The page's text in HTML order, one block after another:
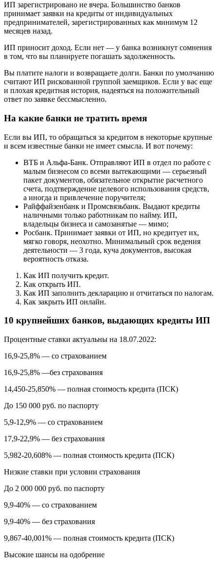
ИП зарегистрировано не вчера. Большинство банков
принимает заявки на кредиты от индивидуальных
предпринимателей, зарегистрированных как минимум 12
месяцев назад.
ИП приносит доход. Если нет — у банка возникнут сомнения
в том, что вы планируете погашать задолженность.
Вы платите налоги и возвращаете долги. Банки по умолчанию
считают ИП рискованной группой заемщиков. Если у вас еще
и плохая кредитная история, надеяться на положительный
ответ по заявке бессмысленно.
На какие банки не тратить время
Если вы ИП, то обращаться за кредитом в некоторые крупные
и всем известные банки не имеет смысла. И вот почему:
ВТБ и Альфа-Банк. Отправляют ИП в отдел по работе с
малым бизнесом со всеми вытекающими — серьезный
пакет документов, обязательное открытие расчетного
счета, подтверждение целевого использования средств,
а иногда и привлечение поручителя;
Райффайзенбанк и Промсвязьбанк. Выдают кредиты
наличными только работникам по найму. ИП,
владельцы бизнеса и самозанятые — мимо;
Росбанк. Принимает заявки от ИП, но кредитует их,
мягко говоря, неохотно. Минимальный срок ведения
деятельности — 3 года, куча документов, высокая
вероятность отказа.
Как ИП получить кредит.
Как открыть ИП.
Как ИП заполнить декларацию и отчитаться по налогам.
Как закрыть ИП онлайн.
10 крупнейших банков, выдающих кредиты ИП
Процентные ставки актуальны на 18.07.2022:
16,9-25,8% — со страхованием
16,9-25,8% —без страхования
14,450-25,850% — полная стоимость кредита (ПСК)
До 150 000 руб. по паспорту
5,9-12,9% — со страхованием
17,9-22,9% — без страхования
5,982-20,608% — полная стоимость кредита (ПСК)
Низкие ставки при условии страхования
До 2 000 000 руб. по паспорту
9,9-40% — со страхованием
9,9-40% — без страхования
9,867-40,001% — полная стоимость кредита (ПСК)
Высокие шансы на одобрение